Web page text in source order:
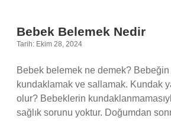
Bebek Belemek Nedir
Tarih: Ekim 28, 2024
Bebek belemek ne demek? Bebeğin
kundaklamak ve sallamak. Kundak
olur? Bebeklerin
sağlık sorunu yoktur. Doğumdan